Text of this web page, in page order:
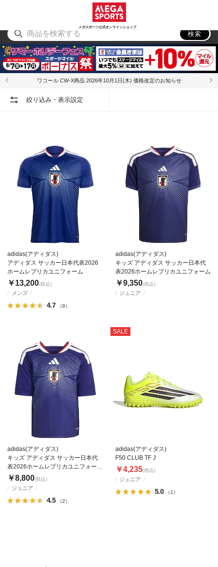
メガスポーツ公式オンラインショップ
アウトドア
検索
ワコール CW-X商品 2026年10月1日(木) 価格改定のお知らせ
絞り込み・表示設定
メンズ
4.7 （9）
adidas(アディダス)
アディダス サッカー日本代表2026
ホームレプリカユニフォーム
￥13,200(税込)
ジュニア
adidas(アディダス)
キッズ アディダス サッカー日本代
表2026ホームレプリカユニフォーム
￥9,350(税込)
ジュニア
4.5 （2）
adidas(アディダス)
キッズ アディダス サッカー日本代
表2026ホームレプリカユニフォーム
セット
￥8,800(税込)
SALE
ジュニア
5.0 （1）
adidas(アディダス)
F50 CLUB TF J
￥4,235(税込)